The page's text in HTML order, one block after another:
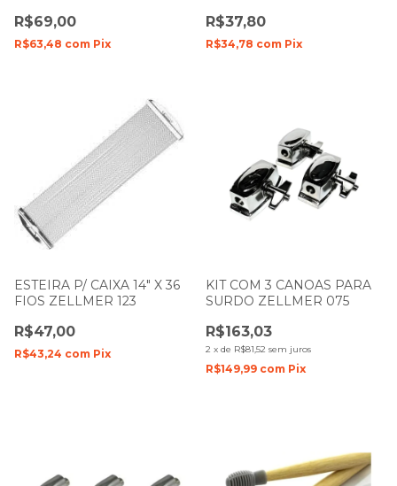
SPANKING 891
R$69,00
R$63,48 com Pix
R$37,80
R$34,78 com Pix
ESTEIRA P/ CAIXA 14" X 36
FIOS ZELLMER 123
R$47,00
R$43,24 com Pix
KIT COM 3 CANOAS PARA
SURDO ZELLMER 075
R$163,03
2 x de R$81,52 sem juros
R$149,99 com Pix